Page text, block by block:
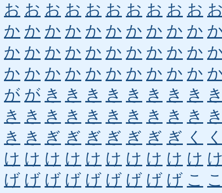
お お お お お お お お お お
か か か か か か か か か か
か か か か か か か か か か
か か か か か か か か か か
が が き き き き き き き き
き き き き き き き き き き
き き ぎ ぎ ぎ ぎ ぎ ぎ ぎ く
け け け け け け け け け け
げ げ げ げ げ げ げ げ げ こ